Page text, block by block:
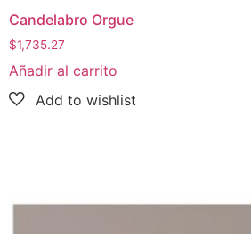
Candelabro Orgue
$1,735.27
Añadir al carrito